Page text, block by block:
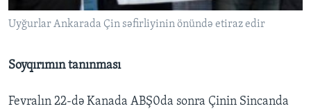
Uyğurlar Ankarada Çin səfirliyinin önündə etiraz edir
Soyqırımın tanınması
Fevralın 22-də Kanada ABŞ0da sonra Çinin Sincanda